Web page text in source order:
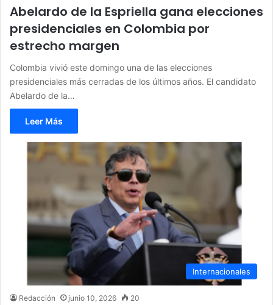
Abelardo de la Espriella gana elecciones
presidenciales en Colombia por
estrecho margen
Colombia vivió este domingo una de las elecciones
presidenciales más cerradas de los últimos años. El candidato
Abelardo de la…
Leer Más
Internacionales
Redacción junio 10, 2026 20